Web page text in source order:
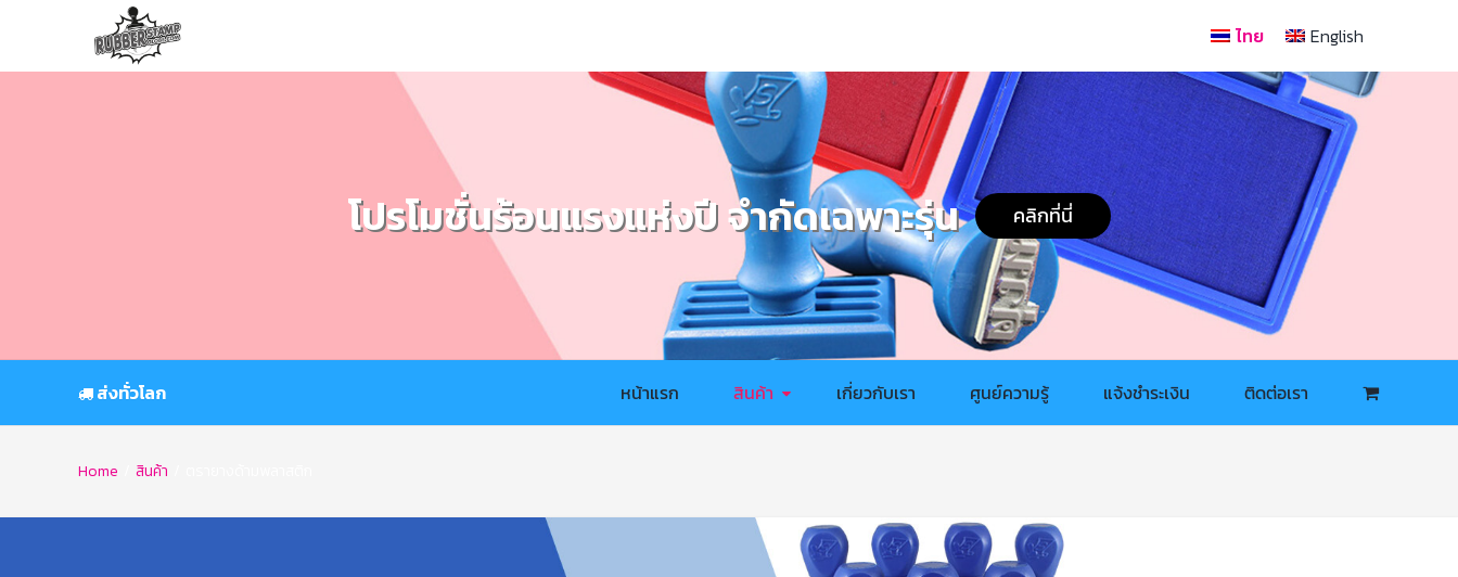
content
ไทย English
โปรโมชั่นร้อนแรงแห่งปี จำกัดเฉพาะรุ่น คลิกที่นี่
ส่งทั่วโลก หน้าแรก สินค้า เกี่ยวกับเรา ศูนย์ความรู้ แจ้งชำระเงิน ติดต่อเรา
Home สินค้า